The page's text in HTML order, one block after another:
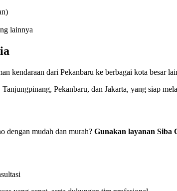
lainnya
kendaraan dari Pekanbaru ke berbagai kota besar
Pekanbaru, dan Jakarta, yang siap
dengan mudah dan murah? Gunakan layanan Siba